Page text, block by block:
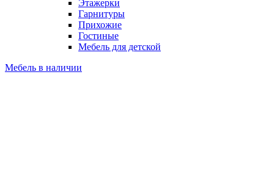
Этажерки
Гарнитуры
Прихожие
Гостиные
Мебель для детской
Мебель в наличии